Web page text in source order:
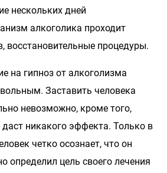
нескольких дней
алкоголика проходит
восстановительные процедуры.
на гипноз от алкоголизма
Заставить человека
невозможно, кроме того,
никакого эффекта. Только в
четко осознает, что он
определил цель своего лечения